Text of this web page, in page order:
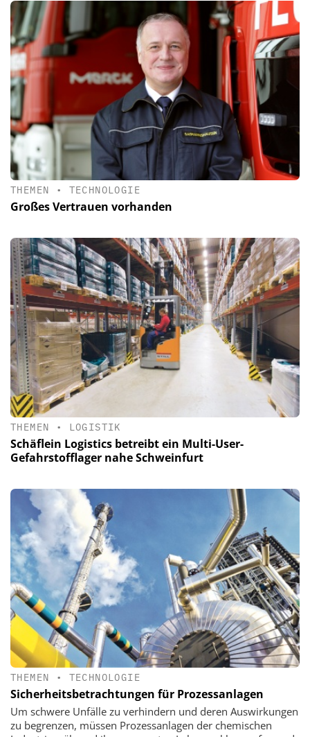
THEMEN • TECHNOLOGIE
Großes Vertrauen vorhanden
THEMEN • LOGISTIK
Schäflein Logistics betreibt ein Multi-User-
Gefahrstofflager nahe Schweinfurt
THEMEN • TECHNOLOGIE
Sicherheitsbetrachtungen für Prozessanlagen
Um schwere Unfälle zu verhindern und deren Auswirkungen
zu begrenzen, müssen Prozessanlagen der chemischen